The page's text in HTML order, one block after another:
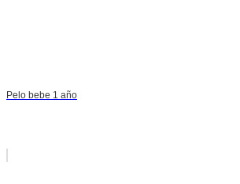
Pelo bebe 1 año